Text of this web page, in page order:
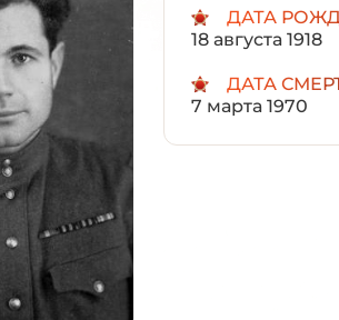
ДАТА
18 августа 1918
ДАТА
7 марта 1970